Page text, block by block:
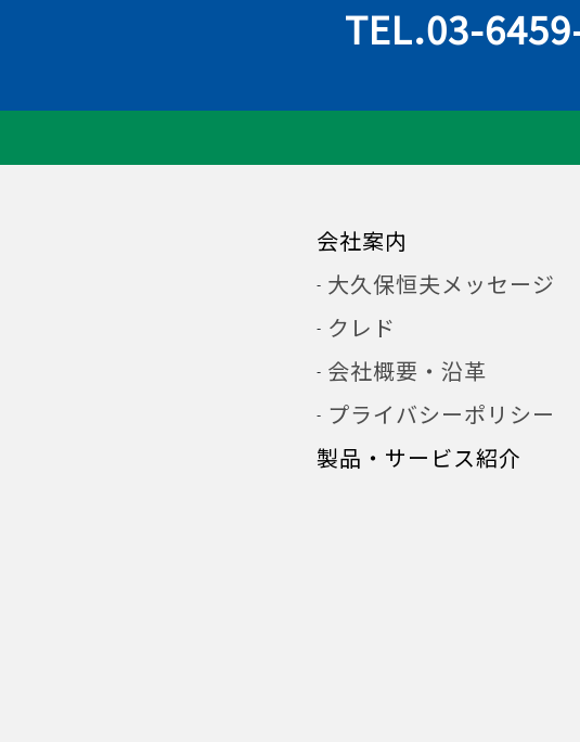
TEL.03-
会社案内
大久保恒夫メッセージ
クレド
会社概要・沿革
プライバシーポリシー
製品・サービス紹介